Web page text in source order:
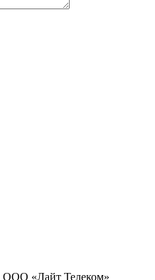
ООО «Лайт Телеком»